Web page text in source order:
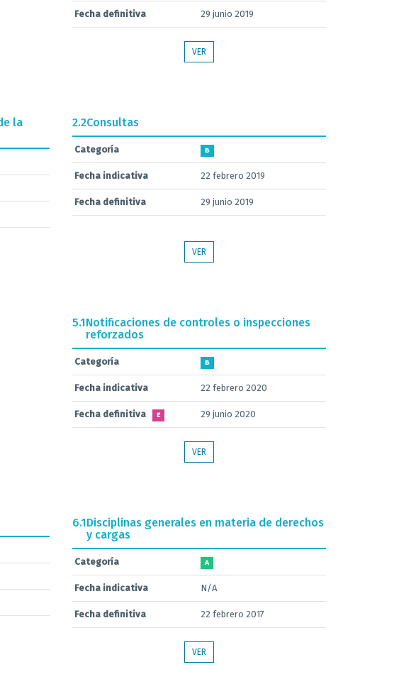
Fecha definitiva 29 junio 2019
VER
la
2.2Consultas
Categoría B
Fecha indicativa 22 febrero 2019
Fecha definitiva 29 junio 2019
VER
5.1Notificaciones de controles o inspecciones
reforzados
Categoría B
Fecha indicativa 22 febrero 2020
Fecha definitiva E 29 junio 2020
VER
6.1Disciplinas generales en materia de derechos
y cargas
Categoría A
Fecha indicativa N/A
Fecha definitiva 22 febrero 2017
VER